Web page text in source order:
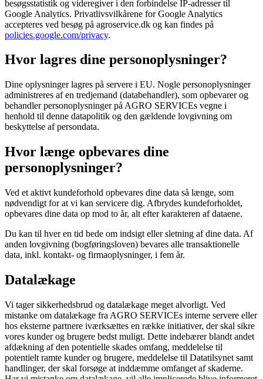
besøgsstatistik og videregiver i den forbindelse IP-adresser til
Google Analytics. Privatlivsvilkårene for Google Analytics
accepteres ved besøg på agroservice.dk og kan findes på
policies.google.com/privacy.
Hvor lagres dine personoplysninger?
Dine oplysninger lagres på servere i EU. Nogle personoplysninger
administreres af en tredjemand (databehandler), som opbevarer og
behandler personoplysninger på AGRO SERVICEs vegne i
henhold til denne datapolitik og den gældende lovgivning om
beskyttelse af persondata.
Hvor længe opbevares dine
personoplysninger?
Ved et aktivt kundeforhold opbevares dine data så længe, som
nødvendigt for at vi kan servicere dig. Afbrydes kundeforholdet,
opbevares dine data op mod to år, alt efter karakteren af dataene.
Du kan til hver en tid bede om indsigt eller sletning af dine data. Af
anden lovgivning (bogføringsloven) bevares alle transaktionelle
data, inkl. kontakt- og firmaoplysninger, i fem år.
Datalækage
Vi tager sikkerhedsbrud og datalækage meget alvorligt. Ved
mistanke om datalækage fra AGRO SERVICEs interne servere eller
hos eksterne partnere iværksættes en række initiativer, der skal sikre
vores kunder og brugere bedst muligt. Dette indebærer blandt andet
afdækning af den potentielle skades omfang, meddelelse til
potentielt ramte kunder og brugere, meddelelse til Datatilsynet samt
handlinger, der skal forsøge at inddæmme omfanget af skaderne.